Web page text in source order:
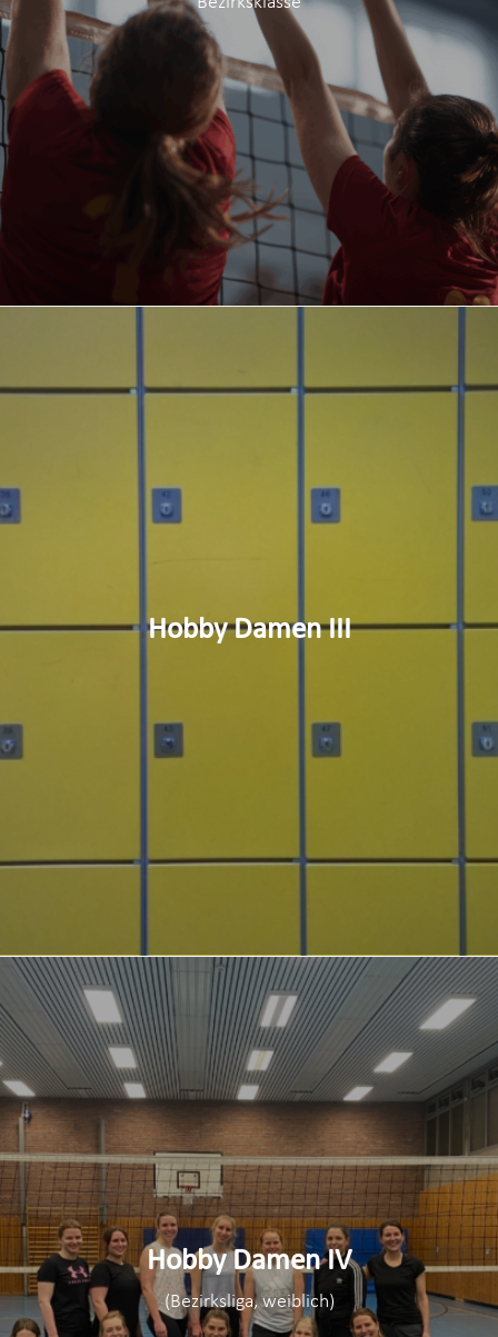
Hobby Damen III
Hobby Damen IV
(Bezirksliga, weiblich)